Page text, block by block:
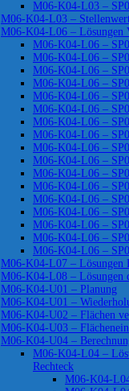
M06-K04-L03 –
M06-K04-L03 –
M06-K04-L06 – Lösungen
M06-K04-L06 –
M06-K04-L06 –
M06-K04-L06 –
M06-K04-L06 –
M06-K04-L06 –
M06-K04-L06 –
M06-K04-L06 –
M06-K04-L06 –
M06-K04-L06 –
M06-K04-L06 –
M06-K04-L06 –
M06-K04-L06 –
M06-K04-L06 –
M06-K04-L06 –
M06-K04-L06 –
M06-K04-L06 –
M06-K04-L06 –
M06-K04-L07 – Lösungen
M06-K04-L08 – Lösungen
M06-K04-U01 – Planung
M06-K04-U01 –
M06-K04-U02 – Flächen
M06-K04-U03 –
M06-K04-U04 –
M06-K04-L04 –
Rechteck
M06-K04-